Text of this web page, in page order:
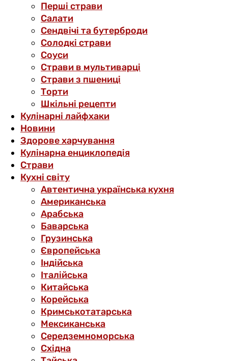
Перші страви
Салати
Сендвічі та бутерброди
Солодкі страви
Соуси
Страви в мультиварці
Страви з пшениці
Торти
Шкільні рецепти
Кулінарні лайфхаки
Новини
Здорове харчування
Кулінарна енциклопедія
Страви
Кухні світу
Автентична українська кухня
Американська
Арабська
Баварська
Грузинська
Європейська
Індійська
Італійська
Китайська
Корейська
Кримськотатарська
Мексиканська
Середземноморська
Східна